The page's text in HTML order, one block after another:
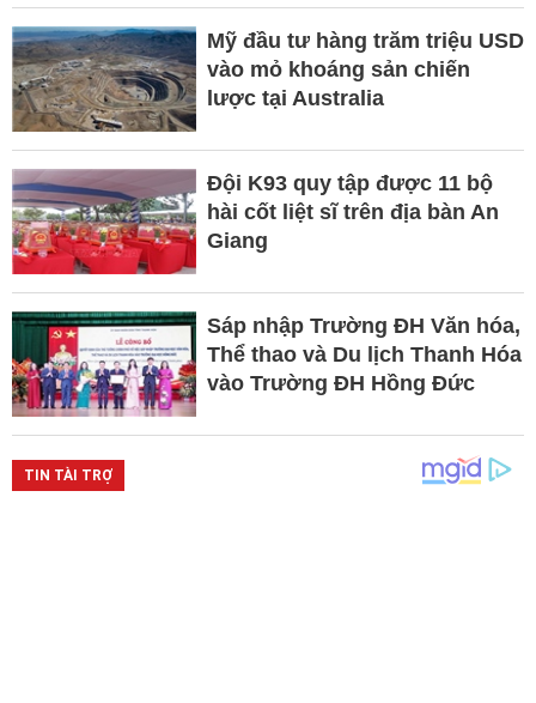
Mỹ đầu tư hàng trăm triệu USD
vào mỏ khoáng sản chiến
lược tại Australia
Đội K93 quy tập được 11 bộ
hài cốt liệt sĩ trên địa bàn An
Giang
Sáp nhập Trường ĐH Văn hóa,
Thể thao và Du lịch Thanh Hóa
vào Trường ĐH Hồng Đức